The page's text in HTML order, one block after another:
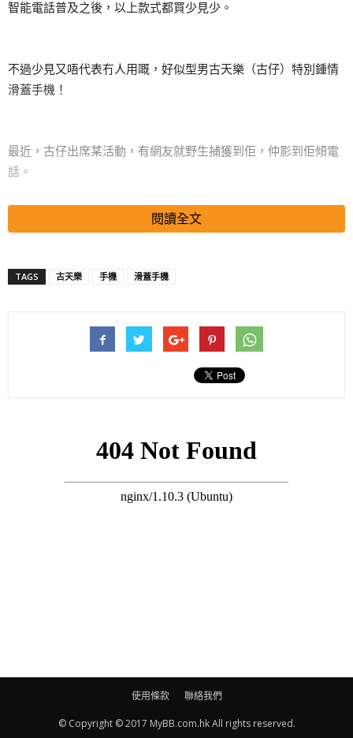
智能電話普及之後，以上款式都買少見少。
不過少見又唔代表冇人用嘅，好似型男古天樂（古仔）特別鍾情
滑蓋手機！
最近，古仔出席某活動，有網友就野生捕獲到佢，仲影到佢傾電
話。
眼利嘅網友仲發現古仔嘅手機係滑蓋款式，唔少網友見到後，都
「年輕長得就是洋氣帥哥的臉，沒想到身體住着老靈魂」、「這
份毅力實在令人欽佩」、「活捉到一只用滑蓋機文物的古董」
閱讀全文
TAGS 古天樂 手機 滑蓋手機
使用條款 聯絡我們
© Copyright © 2017 MyBB.com.hk All rights reserved.